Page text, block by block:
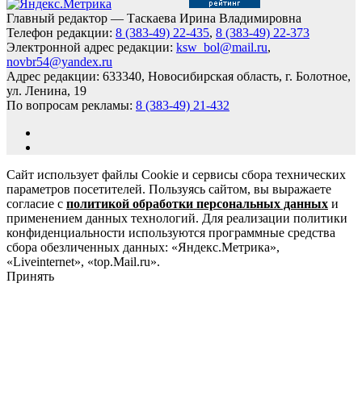
Главный редактор — Таскаева Ирина Владимировна
Телефон редакции: 8 (383-49) 22-435, 8 (383-49) 22-373
Электронной адрес редакции: ksw_bol@mail.ru,
novbr54@yandex.ru
Адрес редакции: 633340, Новосибирская область, г. Болотное,
ул. Ленина, 19
По вопросам рекламы: 8 (383-49) 21-432
Сайт использует файлы Cookie и сервисы сбора технических
параметров посетителей. Пользуясь сайтом, вы выражаете
согласие с политикой обработки персональных данных и
применением данных технологий. Для реализации политики
конфиденциальности используются программные средства
сбора обезличенных данных: «Яндекс.Метрика»,
«Liveinternet», «top.Mail.ru».
Принять